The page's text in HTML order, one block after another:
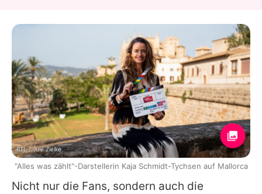
Nicht nur die Fans, sondern auch die
RTL / Jule Zielke
"Alles was zählt"-Darstellerin Kaja Schmidt-Tychsen auf Mallorca